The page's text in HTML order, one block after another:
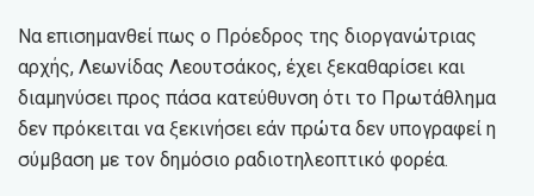
Να επισημανθεί πως ο Πρόεδρος της διοργανώτριας
αρχής, Λεωνίδας Λεουτσάκος, έχει ξεκαθαρίσει και
διαμηνύσει προς πάσα κατεύθυνση ότι το Πρωτάθλημα
δεν πρόκειται να ξεκινήσει εάν πρώτα δεν υπογραφεί η
σύμβαση με τον δημόσιο ραδιοτηλεοπτικό φορέα.